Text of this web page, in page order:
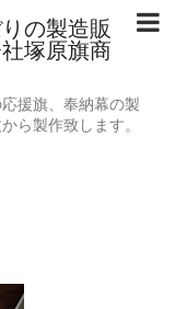
の製造販
塚原旗商
援旗、奉納幕の製
ら製作致します。